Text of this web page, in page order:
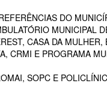
DO
MUNICIPAL
CASA DA
CRMI E PROGRAMA
SOPC E